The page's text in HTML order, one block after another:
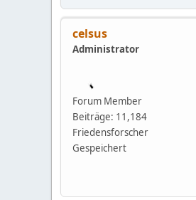
celsus
Administrator
Forum Member
Beiträge: 11,184
Friedensforscher
Gespeichert